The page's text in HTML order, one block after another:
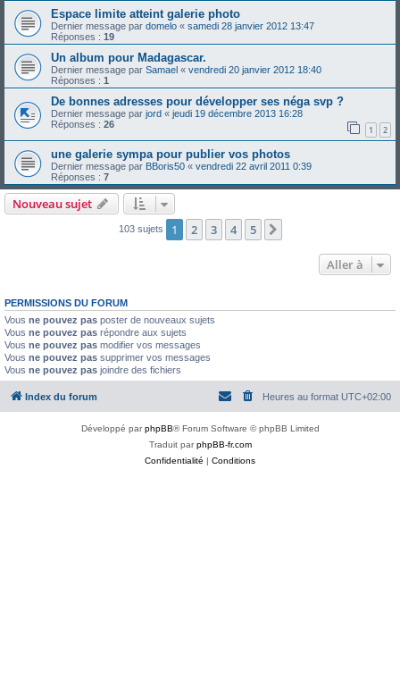
Espace limite atteint galerie photo
Dernier message par domelo « samedi 28 janvier 2012 13:47
Réponses : 19
Un album pour Madagascar.
Dernier message par Samael « vendredi 20 janvier 2012 18:40
Réponses : 1
De bonnes adresses pour développer ses néga svp ?
Dernier message par jord « jeudi 19 décembre 2013 16:28
Réponses : 26 1 2
une galerie sympa pour publier vos photos
Dernier message par BBoris50 « vendredi 22 avril 2011 0:39
Réponses : 7
Nouveau sujet
103 sujets 1 2 3 4 5
Aller à
PERMISSIONS DU FORUM
Vous ne pouvez pas poster de nouveaux sujets
Vous ne pouvez pas répondre aux sujets
Vous ne pouvez pas modifier vos messages
Vous ne pouvez pas supprimer vos messages
Vous ne pouvez pas joindre des fichiers
Index du forum Heures au format UTC+02:00
Développé parphpBB® Forum Software © phpBB Limited
Traduit parphpBB-fr.com
Confidentialité
Conditions